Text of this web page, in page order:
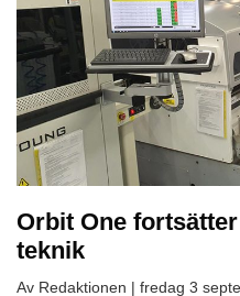
Orbit One
teknik
Av Redaktionen | fredag 3